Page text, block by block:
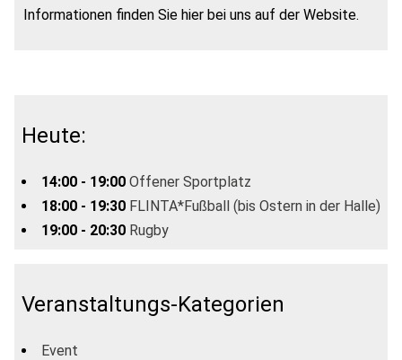
Informationen finden Sie hier bei uns auf der Website.
Heute:
14:00 - 19:00 Offener Sportplatz
18:00 - 19:30 FLINTA*Fußball (bis Ostern in der Halle)
19:00 - 20:30 Rugby
Veranstaltungs-Kategorien
Event